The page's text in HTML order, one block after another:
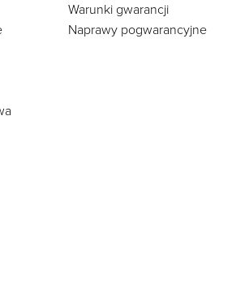
Warunki gwarancji
Naprawy pogwarancyjne